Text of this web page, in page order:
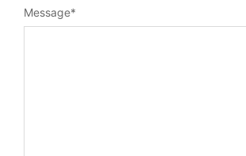
Message*